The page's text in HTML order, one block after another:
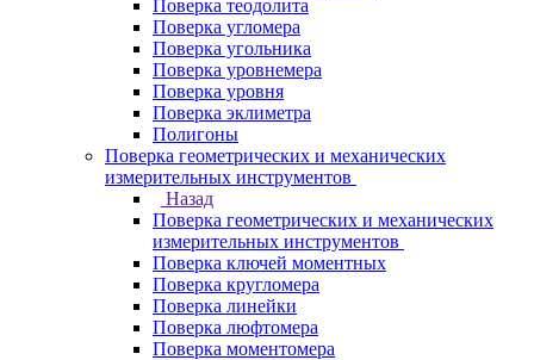
Поверка теодолита
Поверка угломера
Поверка угольника
Поверка уровнемера
Поверка уровня
Поверка эклиметра
Полигоны
Поверка геометрических и механических
измерительных инструментов
Назад
Поверка геометрических и механических
измерительных инструментов
Поверка ключей моментных
Поверка кругломера
Поверка линейки
Поверка люфтомера
Поверка моментомера